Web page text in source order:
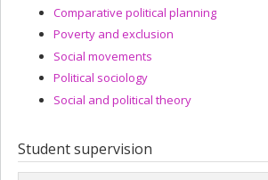
Comparative political planning
Poverty and exclusion
Social movements
Political sociology
Social and political theory
Student supervision